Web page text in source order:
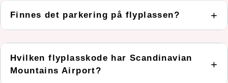
Finnes det parkering på flyplassen?
Hvilken flyplasskode har Scandinavian
Mountains Airport?